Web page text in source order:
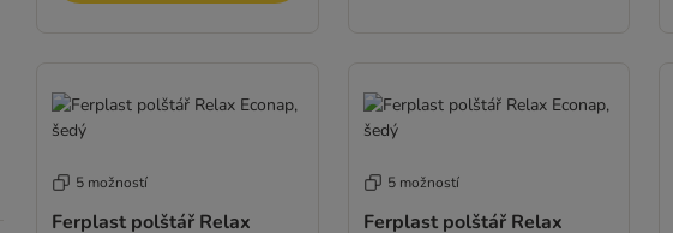
5 možností
Ferplast polštář Relax
5 možností
Ferplast polštář Relax